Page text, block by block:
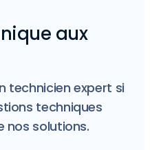
aux
technicien expert si
techniques
nos solutions.